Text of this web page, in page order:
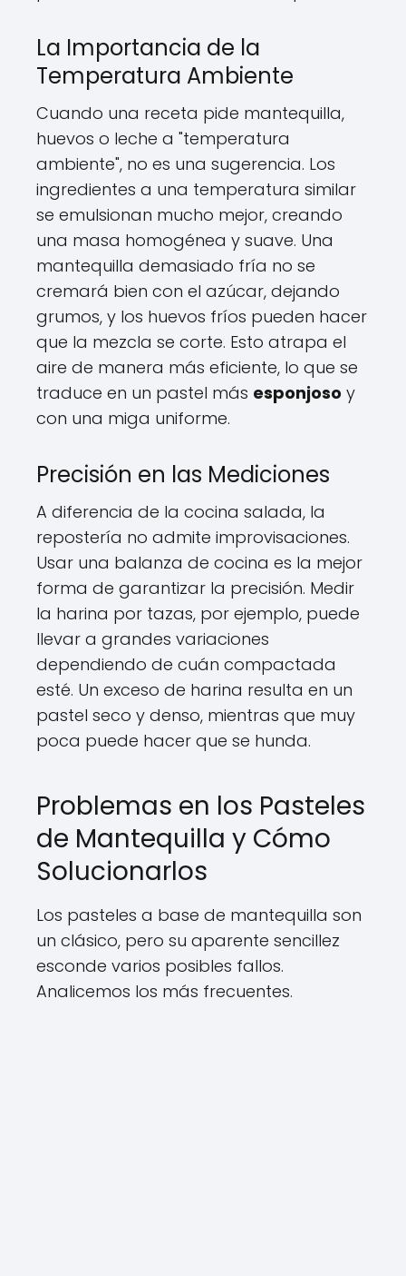
La Importancia de la
Temperatura Ambiente
Cuando una receta pide mantequilla,
huevos o leche a "temperatura
ambiente", no es una sugerencia. Los
ingredientes a una temperatura similar
se emulsionan mucho mejor, creando
una masa homogénea y suave. Una
mantequilla demasiado fría no se
cremará bien con el azúcar, dejando
grumos, y los huevos fríos pueden hacer
que la mezcla se corte. Esto atrapa el
aire de manera más eficiente, lo que se
traduce en un pastel más esponjoso y
con una miga uniforme.
Precisión en las Mediciones
A diferencia de la cocina salada, la
repostería no admite improvisaciones.
Usar una balanza de cocina es la mejor
forma de garantizar la precisión. Medir
la harina por tazas, por ejemplo, puede
llevar a grandes variaciones
dependiendo de cuán compactada
esté. Un exceso de harina resulta en un
pastel seco y denso, mientras que muy
poca puede hacer que se hunda.
Problemas en los Pasteles
de Mantequilla y Cómo
Solucionarlos
Los pasteles a base de mantequilla son
un clásico, pero su aparente sencillez
esconde varios posibles fallos.
Analicemos los más frecuentes.